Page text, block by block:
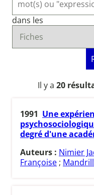
dans les
Il y a 20
1991 Une
degré d'une
Auteurs : Nimier
Françoise ;